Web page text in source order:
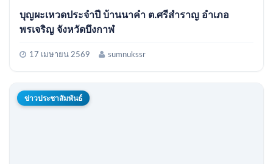
บุญผะเหวดประจำปี บ้านนาคำ ต.ศรีสำราญ อำเภอ
พรเจริญ จังหวัดบึงกาฬ
17 เมษายน 2569 sumnukssr
ข่าวประชาสัมพันธ์